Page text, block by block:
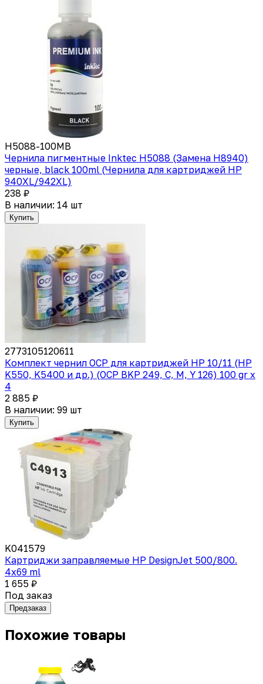
H5088-100МВ
Чернила пигментные Inktec Н5088 (Замена H8940)
черные, black 100ml (Чернила для картриджей HP
940XL/942XL)
238 ₽
В наличии: 14 шт
Купить
2773105120611
Комплект чернил OCP для картриджей HP 10/11 (HP
K550, K5400 и др.) (OCP BKP 249, C, M, Y 126) 100 gr x
4
2 885 ₽
В наличии: 99 шт
Купить
K041579
Картриджи заправляемые HP DesignJet 500/800.
4x69 ml
1 655 ₽
Под заказ
Предзаказ
Похожие товары